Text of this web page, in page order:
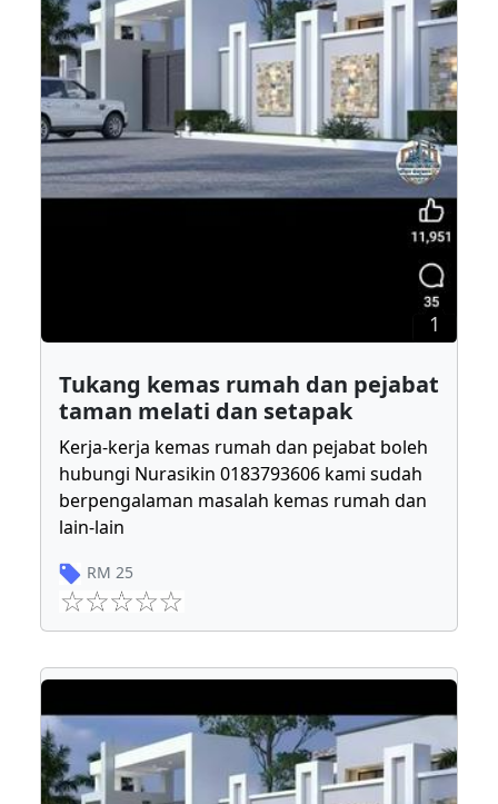
1
Tukang kemas rumah dan pejabat
taman melati dan setapak
Kerja-kerja kemas rumah dan pejabat boleh
hubungi Nurasikin 0183793606 kami sudah
berpengalaman masalah kemas rumah dan
lain-lain
RM 25